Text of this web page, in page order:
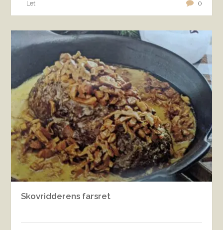
Let 0
Skovridderens farsret